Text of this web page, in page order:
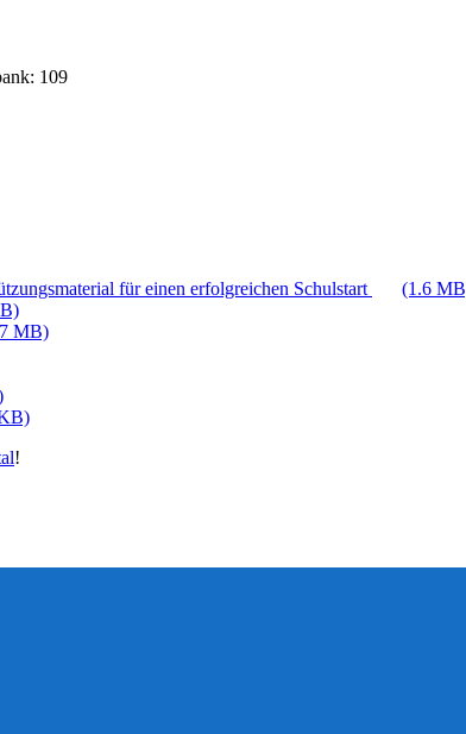
109
für einen erfolgreichen Schulstart
(1.6
MB)
!